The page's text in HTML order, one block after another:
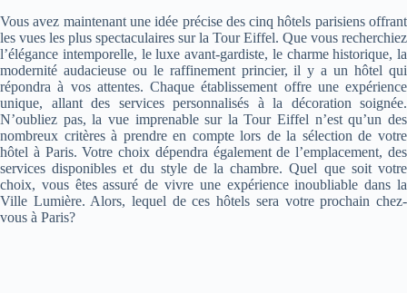
Vous avez maintenant une idée précise des cinq hôtels parisiens offrant
les vues les plus spectaculaires sur la Tour Eiffel. Que vous recherchiez
l’élégance intemporelle, le luxe avant-gardiste, le charme historique, la
modernité audacieuse ou le raffinement princier, il y a un hôtel qui
répondra à vos attentes. Chaque établissement offre une expérience
unique, allant des services personnalisés à la décoration soignée.
N’oubliez pas, la vue imprenable sur la Tour Eiffel n’est qu’un des
nombreux critères à prendre en compte lors de la sélection de votre
hôtel à Paris. Votre choix dépendra également de l’emplacement, des
services disponibles et du style de la chambre. Quel que soit votre
choix, vous êtes assuré de vivre une expérience inoubliable dans la
Ville Lumière. Alors, lequel de ces hôtels sera votre prochain chez-
vous à Paris?